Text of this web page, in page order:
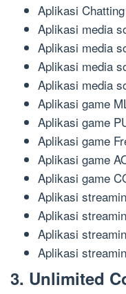
Aplikasi
Aplikasi media
Aplikasi media
Aplikasi media
Aplikasi media
Aplikasi game
Aplikasi game
Aplikasi game
Aplikasi game
Aplikasi game
Aplikasi
Aplikasi
Aplikasi
Aplikasi
3. Unlimited